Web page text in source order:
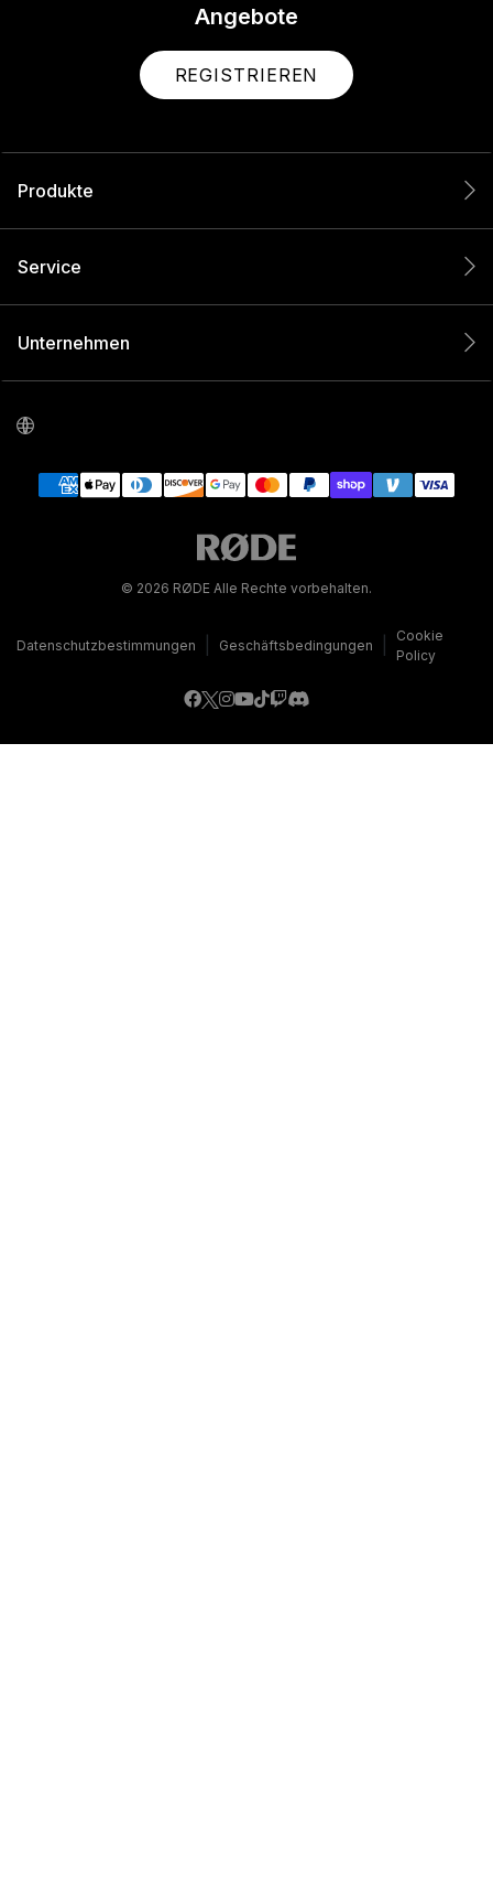
Angebote
REGISTRIEREN
Produkte
Service
Unternehmen
© 2026 RØDE Alle Rechte vorbehalten.
Datenschutzbestimmungen Geschäftsbedingungen
Cookie
Policy